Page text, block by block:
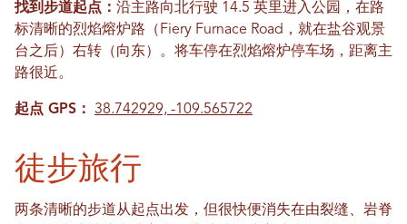
找到步道起点： 沿主路向北行驶 14.5 英里进入公园，在路
标清晰的烈焰熔炉路（Fiery Furnace Road，就在盐谷观景
台之后）右转（向东）。将车停在烈焰熔炉停车场，距离主
路很近。
起点 GPS： 38.742929, -109.565722
徒步旅行
两条清晰的步道从起点出发，但很快便消失在由裂缝、岩脊